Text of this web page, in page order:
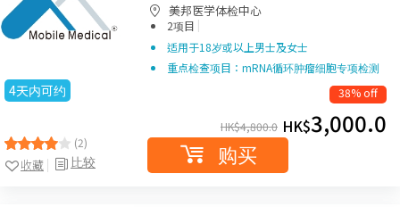
4天内可约
(2)
比较
收藏
美邦医学体检中心
2项目 |
适用于18岁或以上男士及女士
重点检查项目：mRNA循环肿瘤细胞专项检测
38% off
HK$4,800.0 HK$3,000.0
购买